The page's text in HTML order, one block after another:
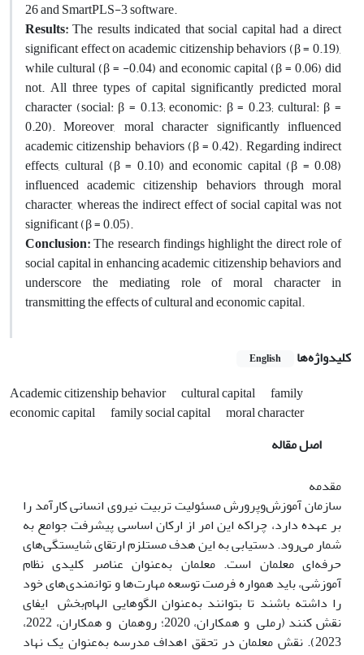
26 and SmartPLS-3 software.
Results:The results indicated that social capital had a direct
significant effect on academic citizenship behaviors (β = 0.19),
while cultural (β = -0.04) and economic capital (β = 0.06) did
not. All three types of capital significantly predicted moral
character (social: β = 0.13; economic: β = 0.23; cultural: β =
0.20). Moreover, moral character significantly influenced
academic citizenship behaviors (β = 0.42). Regarding indirect
effects, cultural (β = 0.10) and economic capital (β = 0.08)
influenced academic citizenship behaviors through moral
character, whereas the indirect effect of social capital was not
significant (β = 0.05).
Conclusion:The research findings highlight the direct role of
social capital in enhancing academic citizenship behaviors and
underscore the mediating role of moral character in
transmitting the effects of cultural and economic capital.
کلیدواژه‌ها English
Academic citizenship behavior cultural capital
family
economic capital
family social capital
moral character
اصل مقاله
مقدمه
سازمان آموزش‌وپرورش مسئولیت تربیت نیروی انسانی کارآمد را
بر عهده دارد، چراکه این امر از ارکان اساسی پیشرفت جوامع به
شمار می‌رود. دستیابی به این هدف مستلزم ارتقای شایستگی‌های
حرفه‌ای معلمان است. معلمان به‌عنوان عناصر کلیدی نظام
آموزشی، باید همواره فرصت توسعه مهارت‌ها و توانمندی‌های خود
را داشته باشند تا بتوانند به‌عنوان الگوهایی الهام‌بخش ایفای
نقش کنند (رملی و همکاران، 2020؛ روهمان و همکاران، 2022،
2023). نقش معلمان در تحقق اهداف مدرسه به‌عنوان یک نهاد